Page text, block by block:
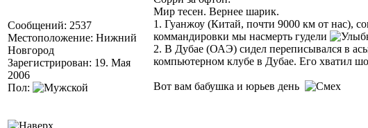
Сообщений: 2537
Местоположение: Нижний
Новгород
Зарегистрирован: 19. Мая
2006
Пол:
Мир тесен. Вернее шарик.
1. Гуанжоу (Китай, почти 9000 км от нас),
коммандировки мы насмерть гудели
2. В Дубае (ОАЭ) сидел переписывался в
компьютерном клубе в Дубае. Его хватил
Вот вам бабушка и юрьев день